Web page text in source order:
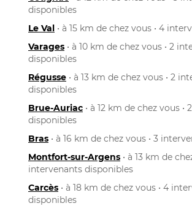
disponibles
Le Val • à 15 km de chez vous • 4
Varages • à 10 km de chez vous • 2
disponibles
Régusse • à 13 km de chez vous • 2
disponibles
Brue-Auriac • à 12 km de chez vous
disponibles
Bras • à 16 km de chez vous • 3
Montfort-sur-Argens • à 13 km de
intervenants disponibles
Carcès • à 18 km de chez vous • 4
disponibles